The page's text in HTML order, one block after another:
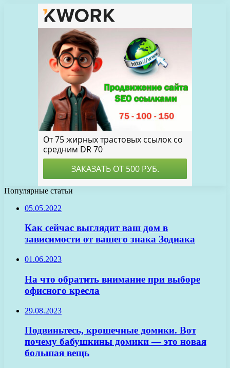
Популярные статьи
05.05.2022
Как сейчас выглядит ваш дом в
зависимости от вашего знака Зодиака
01.06.2023
На что обратить внимание при выборе
офисного кресла
29.08.2023
Подвиньтесь, крошечные домики. Вот
почему бабушкины домики — это новая
большая вещь